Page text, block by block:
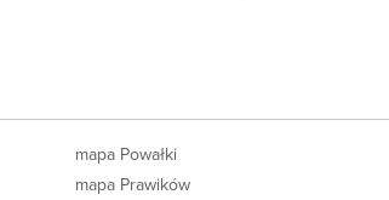
mapa Powałki
mapa Prawików